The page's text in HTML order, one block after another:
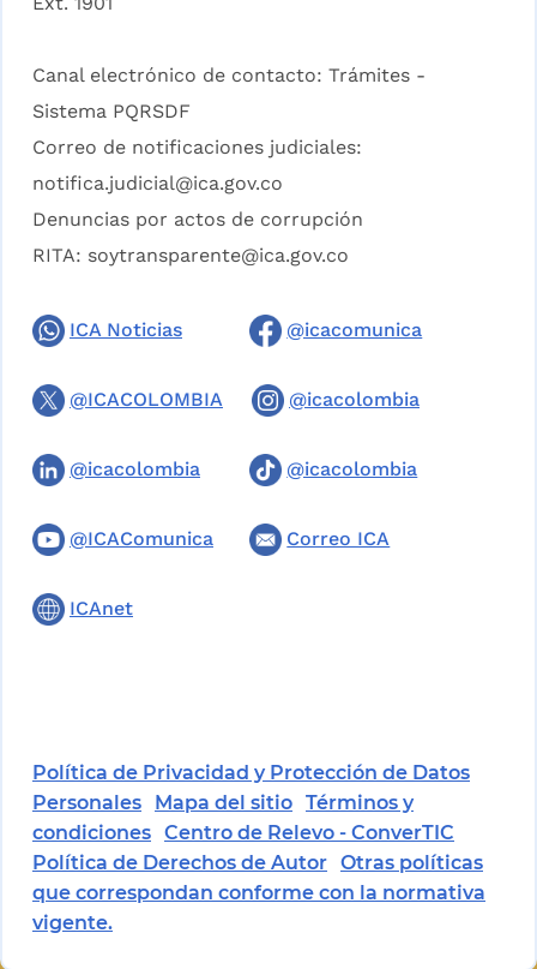
Canal electrónico de contacto: Trámites -
Sistema PQRSDF
Correo de notificaciones judiciales:
notifica.judicial@ica.gov.co
Denuncias por actos de corrupción
RITA: soytransparente@ica.gov.co
ICA Noticias @icacomunica
@ICACOLOMBIA @icacolombia
@icacolombia @icacolombia
@ICAComunica Correo ICA
ICAnet
Política de Privacidad y Protección de Datos
Personales
Mapa del sitio Términos y
condiciones Centro de Relevo - ConverTIC
Política de Derechos de Autor Otras políticas
que correspondan conforme con la normativa
vigente.